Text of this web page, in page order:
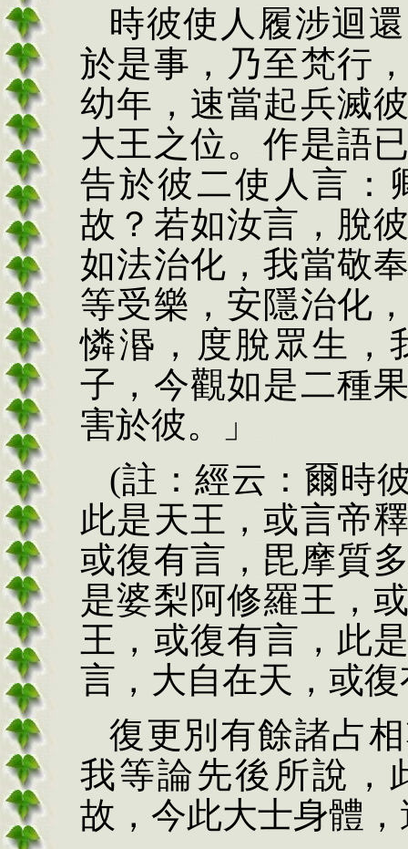
時彼使人履涉迴
於是事，乃至梵行
幼年，速當起兵滅
大王之位。作是語
告於彼二使人言：
故？若如汝言，脫
如法治化，我當敬
等受樂，安隱治化
憐湣，度脫眾生，
子，今觀如是二種
害於彼。」
(註：經云：爾時
此是天王，或言帝
或復有言，毘摩質
是婆梨阿修羅王，
王，或復有言，此
言，大自在天，或
復更別有餘諸占
我等論先後所說，
故，今此大士身體